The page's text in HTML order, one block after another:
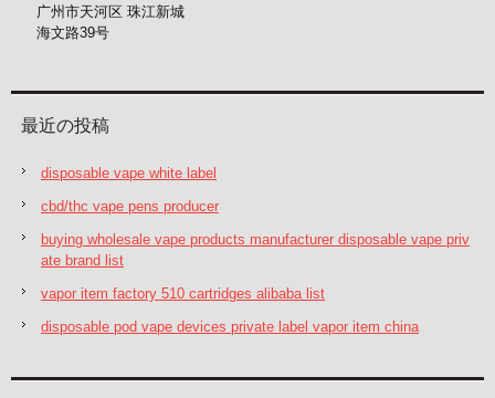
广州市天河区 珠江新城
海文路39号
最近の投稿
disposable vape white label
cbd/thc vape pens producer
buying wholesale vape products manufacturer disposable vape priv
ate brand list
vapor item factory 510 cartridges alibaba list
disposable pod vape devices private label vapor item china